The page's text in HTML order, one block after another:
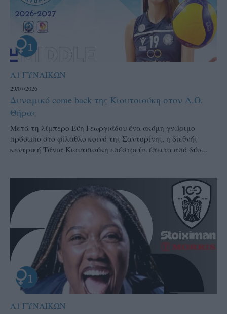
Α1 ΓΥΝΑΙΚΩΝ
29/07/2026
Δυναμικό come back της Κιουτσιούκη στον Α.Ο.
Θήρας
Μετά τη λίμπερο Εύη Γεωργιάδου ένα ακόμη γνώριμο
πρόσωπο στο φίλαθλο κοινό της Σαντορίνης, η διεθνής
κεντρική Τάνια Κιουτσιούκη επέστρεψε έπειτα από δύο...
Α1 ΓΥΝΑΙΚΩΝ